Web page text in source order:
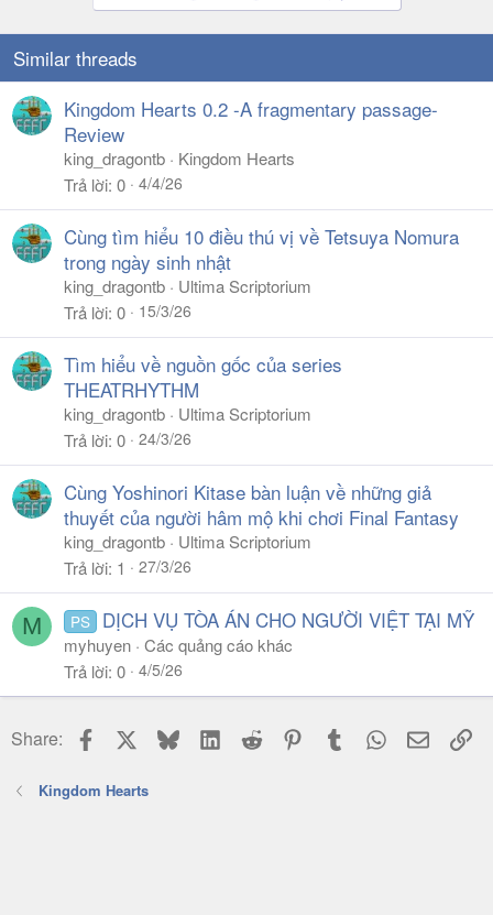
Similar threads
Kingdom Hearts 0.2 -A fragmentary passage-
Review
king_dragontb
Kingdom Hearts
Trả lời 0 4/4/26
Cùng tìm hiểu 10 điều thú vị về Tetsuya Nomura
trong ngày sinh nhật
king_dragontb
Ultima Scriptorium
Trả lời 0 15/3/26
Tìm hiểu về nguồn gốc của series
THEATRHYTHM
king_dragontb
Ultima Scriptorium
Trả lời 0 24/3/26
Cùng Yoshinori Kitase bàn luận về những giả
thuyết của người hâm mộ khi chơi Final Fantasy
king_dragontb
Ultima Scriptorium
Trả lời 1 27/3/26
M PS DỊCH VỤ TÒA ÁN CHO NGƯỜI VIỆT TẠI MỸ
myhuyen Các quảng cáo khác
Trả lời 0 4/5/26
Share: Facebook BlueskyLinkedIn
Reddit PinterestTumblr WhatsApp
Email
Kingdom Hearts